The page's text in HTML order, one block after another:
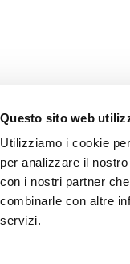
Questo sito web
Utilizziamo i cookie
per analizzare il
con i nostri partner
combinarle con altre
servizi.